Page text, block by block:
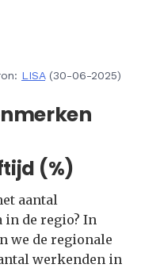
LISA(30-06-2025)
(%)
aantal
in de regio? In
we de regionale
werkenden in